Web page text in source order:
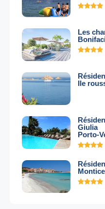
Les
Ile
Giulia
Porto-